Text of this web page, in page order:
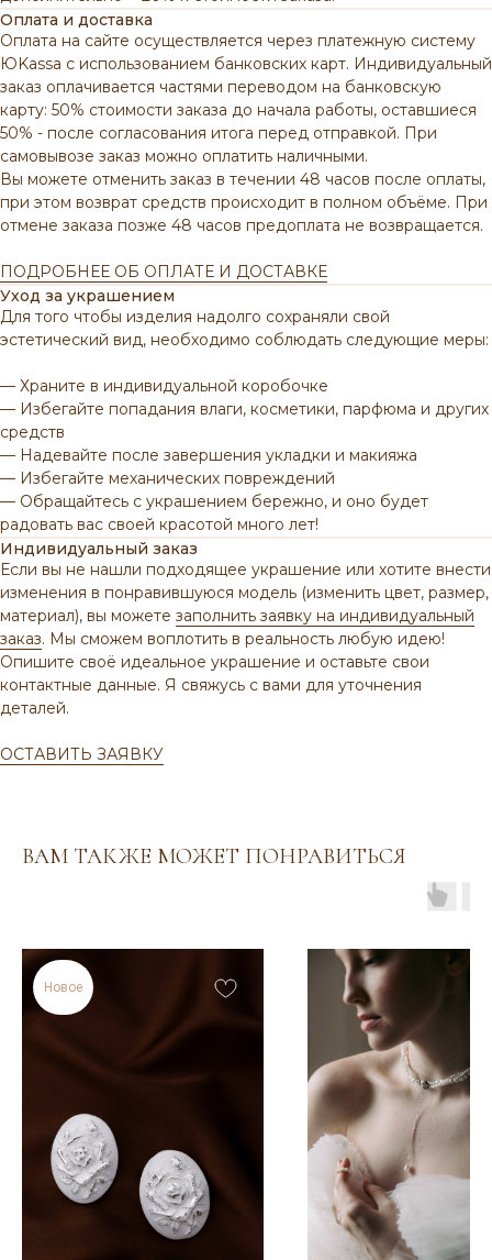
Оплата и доставка
Оплата на сайте осуществляется через платежную систему
ЮKassa с использованием банковских карт. Индивидуальный
заказ оплачивается частями переводом на банковскую
карту: 50% стоимости заказа до начала работы, оставшиеся
50% - после согласования итога перед отправкой. При
самовывозе заказ можно оплатить наличными.
Вы можете отменить заказ в течении 48 часов после оплаты,
при этом возврат средств происходит в полном объёме. При
отмене заказа позже 48 часов предоплата не возвращается.
ПОДРОБНЕЕ ОБ ОПЛАТЕ И ДОСТАВКЕ
Уход за украшением
Для того чтобы изделия надолго сохраняли свой
эстетический вид, необходимо соблюдать следующие меры:
— Храните в индивидуальной коробочке
— Избегайте попадания влаги, косметики, парфюма и других
средств
— Надевайте после завершения укладки и макияжа
— Избегайте механических повреждений
— Обращайтесь с украшением бережно, и оно будет
радовать вас своей красотой много лет!
Индивидуальный заказ
Если вы не нашли подходящее украшение или хотите внести
изменения в понравившуюся модель (изменить цвет, размер,
материал), вы можете заполнить заявку на индивидуальный
заказ. Мы сможем воплотить в реальность любую идею!
Опишите своё идеальное украшение и оставьте свои
контактные данные. Я свяжусь с вами для уточнения
деталей.
ОСТАВИТЬ ЗАЯВКУ
ВАМ ТАКЖЕ МОЖЕТ ПОНРАВИТЬСЯ
Новое
ВАМ МОЖЕТ ПОНРАВИТЬСЯ